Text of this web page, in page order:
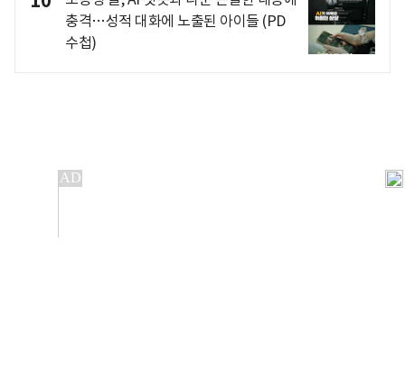
충격…성적 대화에 노출된 아이들 (PD
수첩)